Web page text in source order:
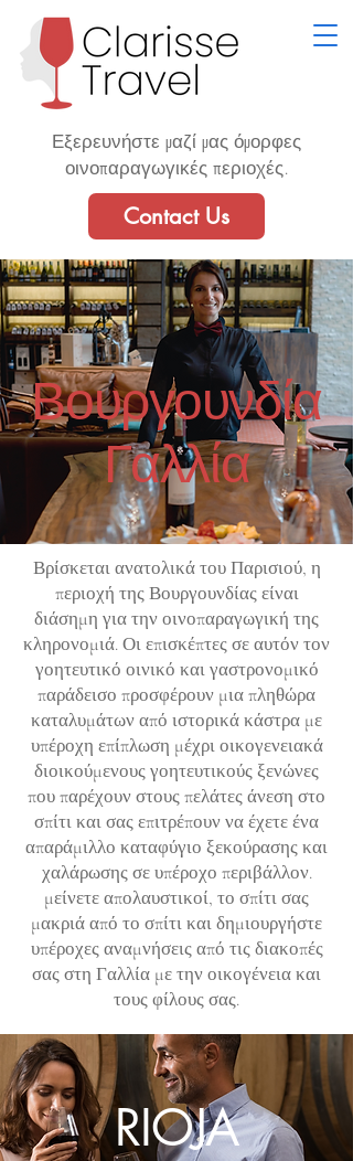
Εξερευνήστε μαζί μας όμορφες
οινοπαραγωγικές περιοχές.
Contact Us
Βουργουνδία
Γαλλία
Βρίσκεται ανατολικά του Παρισιού, η
περιοχή της Βουργουνδίας είναι
διάσημη για την οινοπαραγωγική της
κληρονομιά. Οι επισκέπτες σε αυτόν τον
γοητευτικό οινικό και γαστρονομικό
παράδεισο προσφέρουν μια πληθώρα
καταλυμάτων από ιστορικά κάστρα με
υπέροχη επίπλωση μέχρι οικογενειακά
διοικούμενους γοητευτικούς ξενώνες
που παρέχουν στους πελάτες άνεση στο
σπίτι και σας επιτρέπουν να έχετε ένα
απαράμιλλο καταφύγιο ξεκούρασης και
χαλάρωσης σε υπέροχο περιβάλλον.
μείνετε απολαυστικοί, το σπίτι σας
μακριά από το σπίτι και δημιουργήστε
υπέροχες αναμνήσεις από τις διακοπές
σας στη Γαλλία με την οικογένεια και
τους φίλους σας.
RIOJA